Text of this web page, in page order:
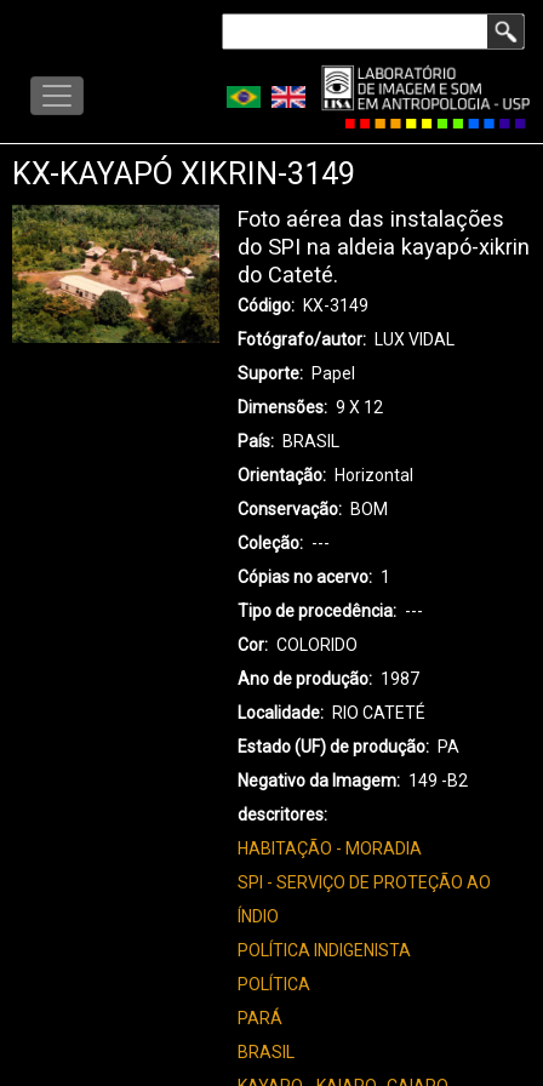
main
content
LISA
MENU
KX-KAYAPÓ XIKRIN-3149
Foto aérea das instalações
do SPI na aldeia kayapó-xikrin
do Cateté.
Código
KX-3149
Fotógrafo/autor
LUX VIDAL
Suporte
Papel
Dimensões
9 X 12
País
BRASIL
Orientação
Horizontal
Conservação
BOM
Coleção
---
Cópias no acervo
1
Tipo de procedência
---
Cor
COLORIDO
Ano de produção
1987
Localidade
RIO CATETÉ
Estado (UF) de produção
PA
Negativo da Imagem
149 -B2
descritores
HABITAÇÃO - MORADIA
SPI - SERVIÇO DE PROTEÇÃO AO
ÍNDIO
POLÍTICA INDIGENISTA
POLÍTICA
PARÁ
BRASIL